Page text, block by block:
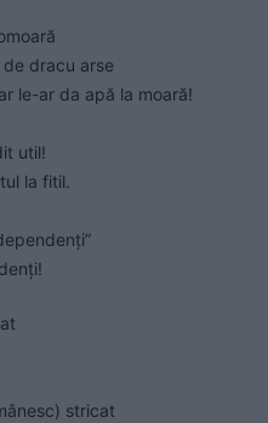
dracu arse
le-ar da apă la moară!
util!
la fitil.
stricat